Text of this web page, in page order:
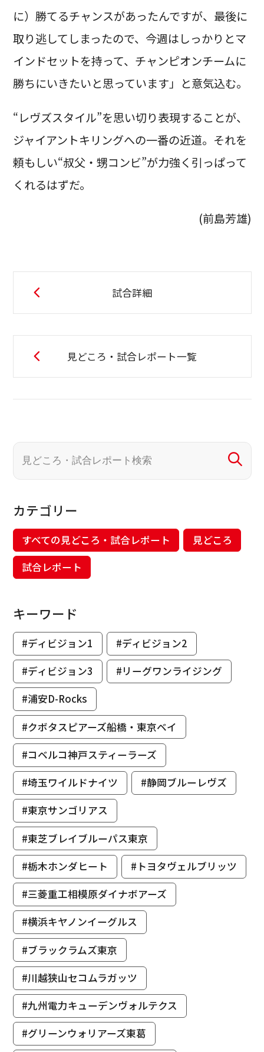
に）勝てるチャンスがあったんですが、最後に
取り逃してしまったので、今週はしっかりとマ
インドセットを持って、チャンピオンチームに
勝ちにいきたいと思っています」と意気込む。
“レヴズスタイル”を思い切り表現することが、
ジャイアントキリングへの一番の近道。それを
頼もしい“叔父・甥コンビ”が力強く引っぱって
くれるはずだ。
(前島芳雄)
試合詳細
見どころ・試合レポート一覧
カテゴリー
すべての見どころ・試合レポート
見どころ
試合レポート
キーワード
#ディビジョン1
#ディビジョン2
#ディビジョン3
#リーグワンライジング
#浦安D-Rocks
#クボタスピアーズ船橋・東京ベイ
#コベルコ神戸スティーラーズ
#埼玉ワイルドナイツ
#静岡ブルーレヴズ
#東京サンゴリアス
#東芝ブレイブルーパス東京
#栃木ホンダヒート
#トヨタヴェルブリッツ
#三菱重工相模原ダイナボアーズ
#横浜キヤノンイーグルス
#ブラックラムズ東京
#川越狭山セコムラガッツ
#九州電力キューデンヴォルテクス
#グリーンウォリアーズ東葛